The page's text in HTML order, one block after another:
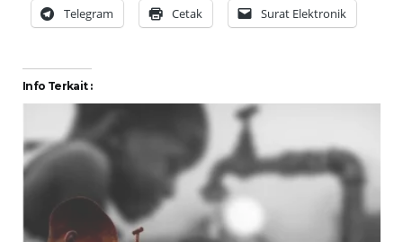
Telegram Cetak Surat Elektronik
Info Terkait :